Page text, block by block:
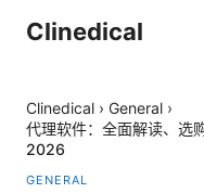
Clinedical
Clinedical › General ›
代理软件：全面解读、选
2026
GENERAL